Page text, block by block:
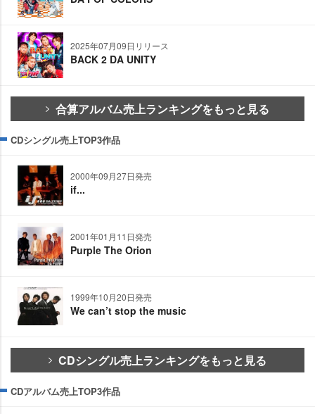
2025年07月09日リリース
BACK 2 DA UNITY
合算アルバム売上ランキングをもっと見る
CDシングル売上TOP3作品
2000年09月27日発売
if...
2001年01月11日発売
Purple The Orion
1999年10月20日発売
We can’t stop the music
CDシングル売上ランキングをもっと見る
CDアルバム売上TOP3作品